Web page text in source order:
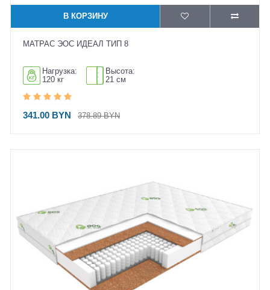
В КОРЗИНУ
МАТРАС ЭОС ИДЕАЛ ТИП 8
Нагрузка:
120 кг
Высота:
21 см
341.00 BYN 378.89 BYN